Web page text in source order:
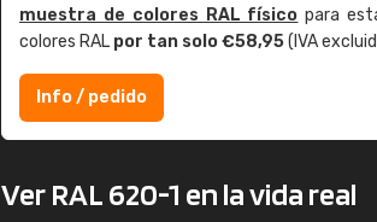
muestra de colores RAL físico para
colores RAL por tan solo €58,95(IVA
Info / pedido
Ver RAL 620-1 en la vida real